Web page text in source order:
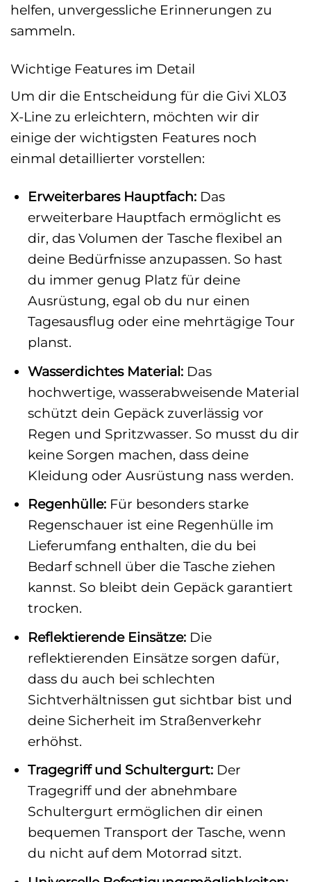
helfen, unvergessliche Erinnerungen zu
sammeln.
Wichtige Features im Detail
Um dir die Entscheidung für die Givi XL03
X-Line zu erleichtern, möchten wir dir
einige der wichtigsten Features noch
einmal detaillierter vorstellen:
Erweiterbares Hauptfach:Das
erweiterbare Hauptfach ermöglicht es
dir, das Volumen der Tasche flexibel an
deine Bedürfnisse anzupassen. So hast
du immer genug Platz für deine
Ausrüstung, egal ob du nur einen
Tagesausflug oder eine mehrtägige Tour
planst.
Wasserdichtes Material:Das
hochwertige, wasserabweisende Material
schützt dein Gepäck zuverlässig vor
Regen und Spritzwasser. So musst du dir
keine Sorgen machen, dass deine
Kleidung oder Ausrüstung nass werden.
Regenhülle:Für besonders starke
Regenschauer ist eine Regenhülle im
Lieferumfang enthalten, die du bei
Bedarf schnell über die Tasche ziehen
kannst. So bleibt dein Gepäck garantiert
trocken.
Reflektierende Einsätze:Die
reflektierenden Einsätze sorgen dafür,
dass du auch bei schlechten
Sichtverhältnissen gut sichtbar bist und
deine Sicherheit im Straßenverkehr
erhöhst.
Tragegriff und Schultergurt:Der
Tragegriff und der abnehmbare
Schultergurt ermöglichen dir einen
bequemen Transport der Tasche, wenn
du nicht auf dem Motorrad sitzt.